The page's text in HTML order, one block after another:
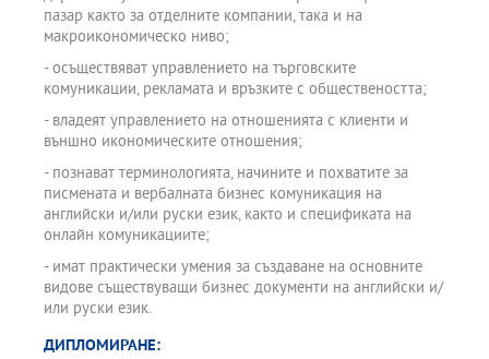
пазар както за отделните компании, така и на
макроикономическо ниво;
- осъществяват управлението на търговските
комуникации, рекламата и връзките с обществеността;
- владеят управлението на отношенията с клиенти и
външно икономическите отношения;
- познават терминологията, начините и похватите за
писмената и вербалната бизнес комуникация на
английски и/или руски език, както и спецификата на
онлайн комуникациите;
- имат практически умения за създаване на основните
видове съществуващи бизнес документи на английски и/
или руски език.
ДИПЛОМИРАНЕ: